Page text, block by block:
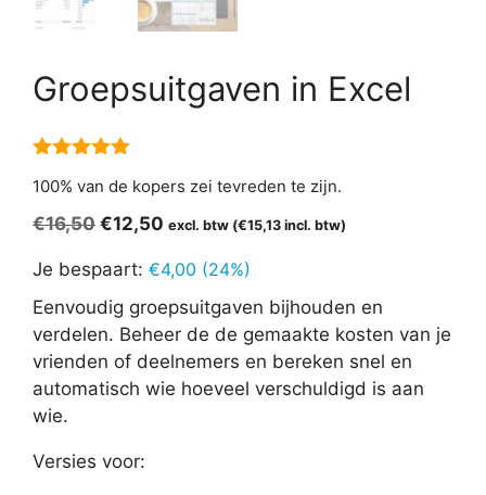
Groepsuitgaven in Excel
100% van de kopers zei tevreden te zijn.
€16,50 Oorspronkelijke
was:
€16,50.
€12,50 Huidige
is:
€12,50.
excl. btw (€15,13 incl. btw)
Je bespaart: €4,00 (24%)
Eenvoudig groepsuitgaven bijhouden en
verdelen. Beheer de de gemaakte kosten van je
vrienden of deelnemers en bereken snel en
automatisch wie hoeveel verschuldigd is aan
wie.
Versies voor: